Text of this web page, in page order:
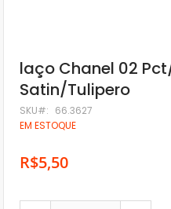
Saltar
para
o
da
Galeria
laço Chanel 02
Satin/Tulipero
SKU
66.3627
EM ESTOQUE
R$5,50